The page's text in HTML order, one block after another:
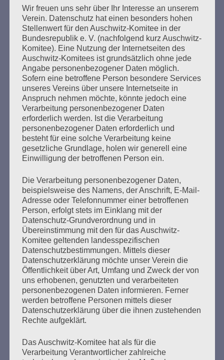
Rechten Terror und Faschismus
bekämpfen. JETZT!
Erstellt am20. Februar 2020
Für eine solidarische Gesellschaft! Alle zusammen gegen
den Faschismus! Am Mittwochabend, 19. Februar 2020,
hat ein Neonazi in Hanau zehn Menschen ermordet. Das
ist der zweitgrößte rechte Terroranschlag in der
Geschichte der Bundesrepublik. In vielen Städten wird
heute mit spontanen Solidaritätskundgebungen der
Eigentlich ein Augenblick der Stille, des Trauerns…
mehr ...
Seitennummerierung
der
Beiträge
Zurück 24 Weiter
auf der Welt gibt.
Wir freuen uns sehr über Ihr Interesse an unserem
Verein. Datenschutz hat einen besonders hohen
Stellenwert für den Auschwitz-Komitee in der
Bundesrepublik e. V. (nachfolgend kurz Auschwitz-
Komitee). Eine Nutzung der Internetseiten des
Auschwitz-Komitees ist grundsätzlich ohne jede
Angabe personenbezogener Daten möglich.
Sofern eine betroffene Person besondere Services
unseres Vereins über unsere Internetseite in
Anspruch nehmen möchte, könnte jedoch eine
Verarbeitung personenbezogener Daten
erforderlich werden. Ist die Verarbeitung
personenbezogener Daten erforderlich und
besteht für eine solche Verarbeitung keine
gesetzliche Grundlage, holen wir generell eine
Einwilligung der betroffenen Person ein.
Die Verarbeitung personenbezogener Daten,
beispielsweise des Namens, der Anschrift, E-Mail-
Adresse oder Telefonnummer einer betroffenen
Person, erfolgt stets im Einklang mit der
Datenschutz-Grundverordnung und in
Übereinstimmung mit den für das Auschwitz-
Komitee geltenden landesspezifischen
Datenschutzbestimmungen. Mittels dieser
Datenschutzerklärung möchte unser Verein die
Öffentlichkeit über Art, Umfang und Zweck der von
uns erhobenen, genutzten und verarbeiteten
personenbezogenen Daten informieren. Ferner
werden betroffene Personen mittels dieser
Datenschutzerklärung über die ihnen zustehenden
Rechte aufgeklärt.
Das Auschwitz-Komitee hat als für die
Verarbeitung Verantwortlicher zahlreiche